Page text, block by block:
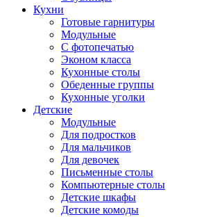
Кухни
Готовые гарнитуры
Модульные
С фотопечатью
Эконом класса
Кухонные столы
Обеденные группы
Кухонные уголки
Детские
Модульные
Для подростков
Для мальчиков
Для девочек
Письменные столы
Компьютерные столы
Детские шкафы
Детские комоды